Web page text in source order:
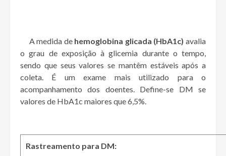
A medida de hemoglobina glicada (HbA1c) avalia
o grau de exposição à glicemia durante o tempo,
sendo que seus valores se mantêm estáveis após a
coleta. É um exame mais utilizado para o
acompanhamento dos doentes. Define-se DM se
valores de HbA1c maiores que 6,5%.
Rastreamento para DM: